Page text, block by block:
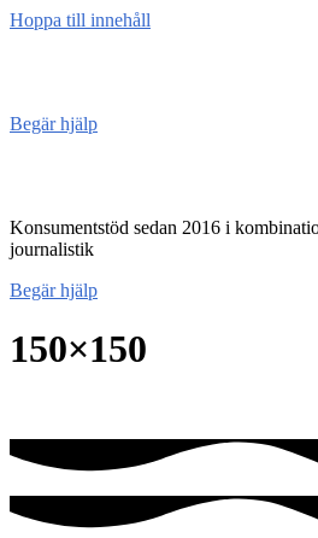
Hoppa till innehåll
Begär hjälp
Konsumentstöd sedan 2016 i
journalistik
Begär hjälp
150×150